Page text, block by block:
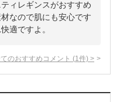
ィレギンスがおすすめ
なので肌にも安心です
適ですよ。
のおすすめコメント (1 件) >